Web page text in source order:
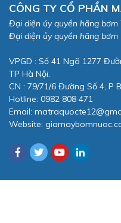
CÔNG TY CỔ PHẦN
Đại diện ủy quyền hãng bơm
Đại diện ủy quyền hãng bơm
VPGD : Số 41 Ngõ 1277
TP Hà Nội.
CN : 79/71/6 Đường Số 4, P
Hotline: 0982 808 471
Email:
Website: